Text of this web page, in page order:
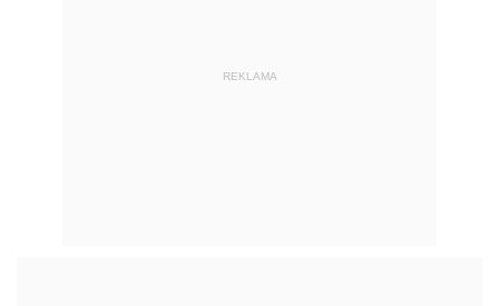
REKLAMA